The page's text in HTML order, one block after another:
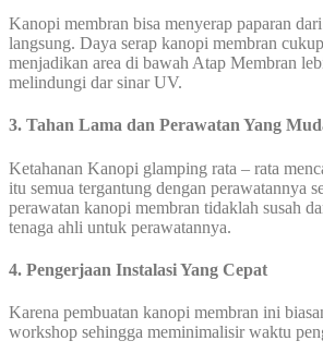
Kanopi membran bisa menyerap paparan
langsung. Daya serap kanopi membran
menjadikan area di bawah Atap Membran
melindungi dar sinar UV.
3. Tahan Lama dan Perawatan Yang
Ketahanan Kanopi glamping rata – rata
itu semua tergantung dengan perawatannya
perawatan kanopi membran tidaklah susah
tenaga ahli untuk perawatannya.
4. Pengerjaan Instalasi Yang Cepat
Karena pembuatan kanopi membran ini
workshop sehingga meminimalisir waktu